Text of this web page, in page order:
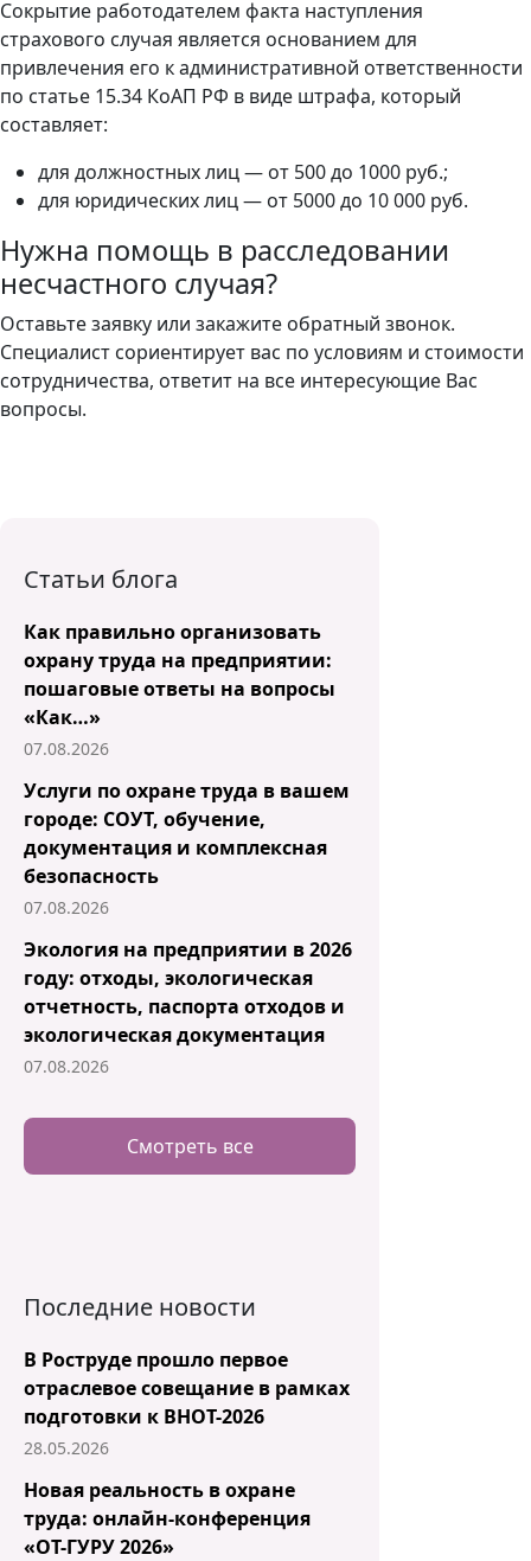
Сокрытие работодателем факта наступления
страхового случая является основанием для
привлечения его к административной ответственности
по статье 15.34 КоАП РФ в виде штрафа, который
составляет:
для должностных лиц — от 500 до 1000 руб.;
для юридических лиц — от 5000 до 10 000 руб.
Нужна помощь в расследовании
несчастного случая?
Оставьте заявку или закажите обратный звонок.
Специалист сориентирует вас по условиям и стоимости
сотрудничества, ответит на все интересующие Вас
вопросы.
Статьи блога
Как правильно организовать
охрану труда на предприятии:
пошаговые ответы на вопросы
«Как…»
07.08.2026
Услуги по охране труда в вашем
городе: СОУТ, обучение,
документация и комплексная
безопасность
07.08.2026
Экология на предприятии в 2026
году: отходы, экологическая
отчетность, паспорта отходов и
экологическая документация
07.08.2026
Смотреть все
Последние новости
В Роструде прошло первое
отраслевое совещание в рамках
подготовки к ВНОТ-2026
28.05.2026
Новая реальность в охране
труда: онлайн-конференция
«ОТ-ГУРУ 2026»